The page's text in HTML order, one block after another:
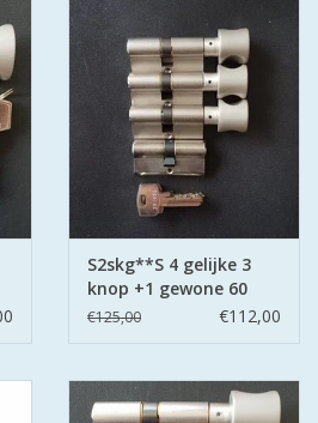
S2skg**S 4 gelijke 3
knop +1 gewone 60
mm 30-30
€125,00 €112,00